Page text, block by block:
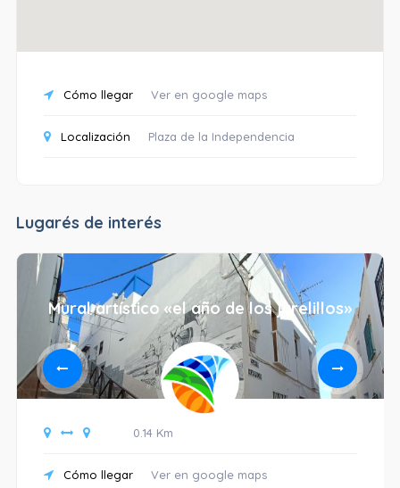
Cómo llegar Ver en google maps
Localización Plaza de la Independencia
Lugarés de interés
Mural artístico «el año de los jurelillos»
0.14 Km
Cómo llegar Ver en google maps